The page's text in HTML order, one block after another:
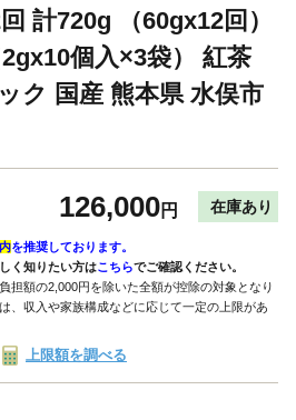
計720g （60gx12回）
個入×3袋） 紅茶
ク 国産 熊本県 水俣市
126,000円 在庫あり
を推奨しております。
く知りたい方はこちらでご確認ください。
担額の2,000円を除いた全額が控除の対象となり
、収入や家族構成などに応じて一定の上限があ
上限額を調べる